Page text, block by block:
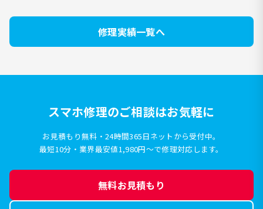
修理実績一覧へ
スマホ修理のご相談はお気軽に
お見積もり無料・24時間365日ネットから受付中。
最短10分・業界最安値1,980円〜で修理対応します。
無料お見積もり